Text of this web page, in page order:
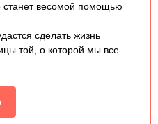
станет весомой помощью
сделать жизнь
той, о которой мы все